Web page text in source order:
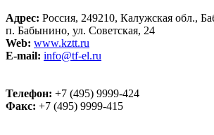
Адрес: Россия, 249210, Калужская обл.,
п. Бабынино, ул. Советская, 24
Web: www.kztt.ru
E-mail: info@tf-el.ru
Телефон: +7 (495) 9999-424
Факс: +7 (495) 9999-415